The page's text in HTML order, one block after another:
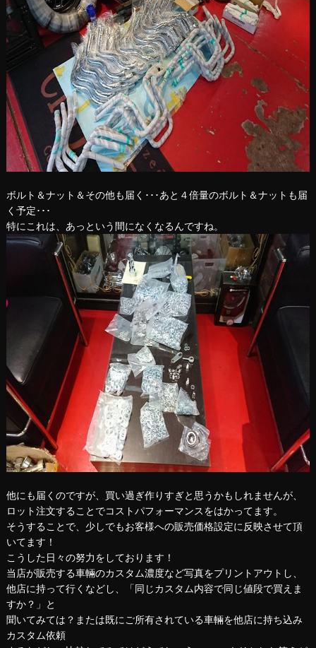
ボルト＆ナット＆その他も届く･･･あと４倍量のボルト＆ナットも届
く予定･･･
特にこれは、あっという間になくなるんですね。
他にも届くのですが、買い過ぎ作りすぎと思うかもしれませんが、
ロット注文することでコストパフォーマンスをはかってます。
そうすることで、少しでもお客様への販売価格設定に反映させて頂
いてます！
こうした日々の努力をしております！
当店が販売する車輛のカスタム濃度など写真をプリントアウトし、
他店に持って行くなどし、「同じカスタム内容で同じ値段で買えま
すか？」と
聞いてみては？または既にご所有されている車輛を他店に持ち込み
カスタム依頼